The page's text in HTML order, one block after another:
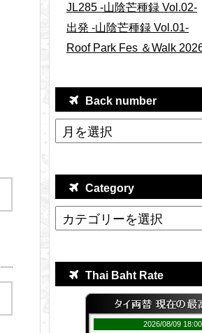
JL285 -山陰芒種録 Vol.02-
出発 -山陰芒種録 Vol.01-
Roof Park Fes ＆Walk
Back number
Category
Thai Baht Rate